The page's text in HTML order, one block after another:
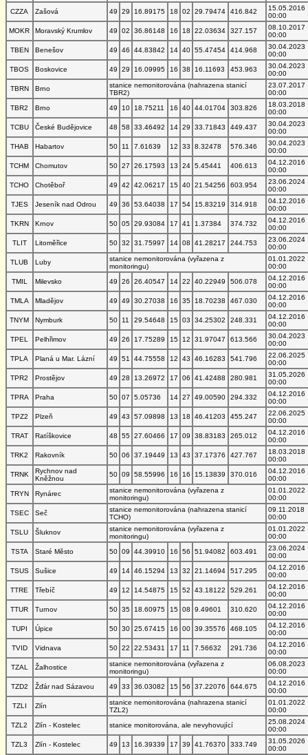
CZZA Zašová 49 29 16.89175 18 02 29.79474 416.842
15.05.2016
00:00
MOKR
Moravský Krumlov 49 02 36.86148 16 18 22.03634 327.157
08.10.2017
00:00
TBEN
Benešov 49 46 44.83842 14 40 55.47454 414.968
30.04.2023
00:00
TBOS
Boskovice 49 29 16.09995 16 38 16.11693 453.963
30.04.2023
00:00
TBRN
Brno
stanice nemonitorována (nahrazena stanicí
TBR2)
23.07.2017
00:00
TBR2
Brno 49 10 18.75211 16 40 44.01704 303.826
18.03.2018
00:00
TCBU
České Budějovice 48 58 33.46492 14 29 33.71843 449.437
30.04.2023
00:00
THAB
Habartov 50 11 7.61639 12 33 8.32478 576.346
30.04.2023
00:00
TCHM
Chomutov 50 27 26.17593 13 24 5.45441 406.613
04.12.2016
00:00
TCHO
Chotěboř 49 42 42.06217 15 40 21.54256 603.954
23.06.2024
00:00
TJES
Jeseník nad Odrou 49 36 53.64038 17 54 15.83219 314.918
04.12.2016
00:00
TKRN
Krnov 50 05 29.93084 17 41 1.37384 374.732
04.12.2016
00:00
TLIT
Litoměřice 50 32 31.75997 14 08 41.28217 244.753
23.06.2024
00:00
TLUB
Luby
stanice nemonitorována (vyřazena z
monitoringu)
01.01.2022
00:00
TMIL
Milevsko 49 26 26.40547 14 22 40.22949 506.078
04.12.2016
00:00
TMLA
Mladějov 49 49 30.27038 16 35 18.70238 467.030
04.12.2016
00:00
TNYM
Nymburk 50 11 29.54648 15 03 34.25302 248.331
04.12.2016
00:00
TPEL
Pelhřimov 49 26 17.75289 15 12 31.97047 613.566
30.04.2023
00:00
TPLA
Planá u Mar. Lázní 49 51 44.75558 12 43 46.16283 541.796
22.06.2025
00:00
TPR2
Prostějov 49 28 13.26972 17 06 41.42488 280.981
31.05.2026
00:00
TPRA
Praha 50 07 5.05736 14 27 49.00590 294.332
04.12.2016
00:00
TPZ2
Plzeň 49 43 57.09898 13 18 46.41203 455.247
22.06.2025
00:00
TRAT
Ratíškovice 48 55 27.60466 17 09 38.83183 265.012
04.12.2016
00:00
TRK2
Rakovník 50 06 37.19449 13 43 37.17376 427.767
18.03.2018
00:00
TRNK
Rychnov nad
Kněžnou
50 09 58.55996 16 16 15.13839 370.016
04.12.2016
00:00
TRYN
Rynárec
stanice nemonitorována (vyřazena z
monitoringu)
01.01.2022
00:00
TSEC
Seč
stanice nemonitorována (nahrazena stanicí
TCHO)
09.11.2018
00:00
TSLU
Šluknov
stanice nemonitorována (vyřazena z
monitoringu)
01.01.2022
00:00
TSTA
Staré Město 50 09 44.39910 16 56 51.94082 603.491
23.06.2024
00:00
TSUS
Sušice 49 14 46.15294 13 32 21.14694 517.295
04.12.2016
00:00
TTRE
Třebíč 49 12 14.54875 15 52 43.18122 529.261
04.12.2016
00:00
TTUR
Turnov 50 35 18.60975 15 08 9.49601 310.620
04.12.2016
00:00
TUPI
Úpice 50 30 25.67415 16 00 39.35576 468.105
04.12.2016
00:00
TVID
Vidnava 50 22 22.53431 17 11 7.56632 291.736
04.12.2016
00:00
TZAL
Žalhostice
stanice nemonitorována (vyřazena z
monitoringu)
06.08.2023
00:00
TZD2
Žďár nad Sázavou 49 33 36.03082 15 56 37.22076 644.675
04.12.2016
00:00
TZLI
Zlín
stanice nemonitorována (nahrazena stanicí
TZL2)
01.01.2022
00:00
TZL2
Zlín - Kostelec stanice monitorována, ale nevyhovující
25.08.2024
00:00
TZL3
Zlín - Kostelec 49 13 16.39339 17 39 41.76370 333.749
31.05.2026
00:00